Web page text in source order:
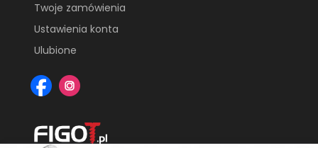
Twoje zamówienia
Ustawienia konta
Ulubione